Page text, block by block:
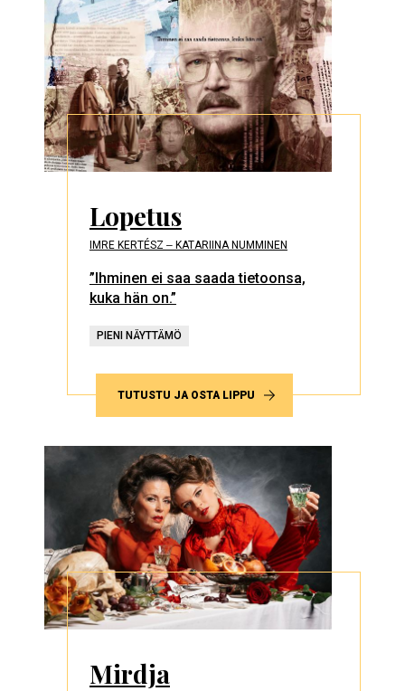
Lopetus
IMRE KERTÉSZ ‒ KATARIINA NUMMINEN
”Ihminen ei saa saada tietoonsa,
kuka hän on.”
PIENI NÄYTTÄMÖ
TUTUSTU JA OSTA LIPPU
Mirdja